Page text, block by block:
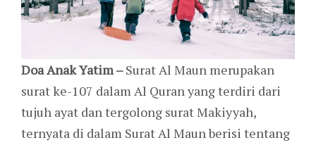
Doa Anak Yatim –Surat Al Maun merupakan
surat ke-107 dalam Al Quran yang terdiri dari
tujuh ayat dan tergolong surat Makiyyah,
ternyata di dalam Surat Al Maun berisi tentang